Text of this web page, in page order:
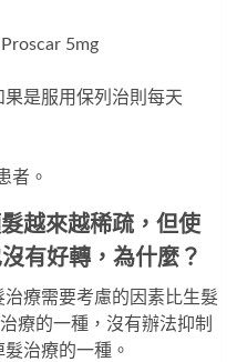
5mg
是服用保列治則每天
者。
越來越稀疏，但使
有好轉，為什麼？
療需要考慮的因素比生髮
療的一種，沒有辦法抑制
治療的一種。